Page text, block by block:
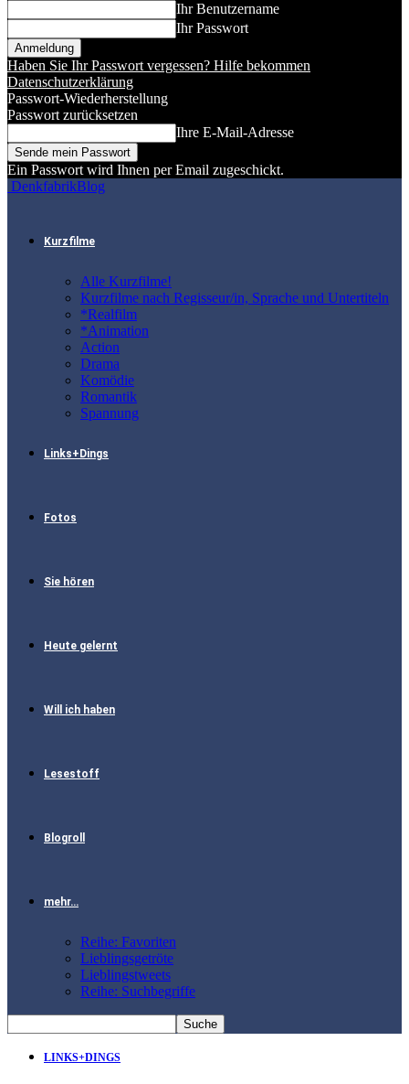
Ihr Benutzername
Ihr Passwort
Haben Sie Ihr Passwort vergessen? Hilfe bekommen
Datenschutzerklärung
Passwort-Wiederherstellung
Passwort zurücksetzen
Ihre E-Mail-Adresse
Ein Passwort wird Ihnen per Email zugeschickt.
DenkfabrikBlog
Kurzfilme
Alle Kurzfilme!
Kurzfilme nach Regisseur/in, Sprache und Untertiteln
*Realfilm
*Animation
Action
Drama
Komödie
Romantik
Spannung
Links+Dings
Fotos
Sie hören
Heute gelernt
Will ich haben
Lesestoff
Blogroll
mehr…
Reihe: Favoriten
Lieblingsgetröte
Lieblingstweets
Reihe: Suchbegriffe
LINKS+DINGS